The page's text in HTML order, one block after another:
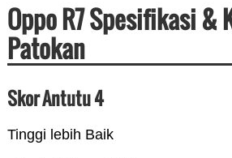
Oppo R7 Spesifikasi &
Patokan
Skor Antutu 4
Tinggi lebih Baik